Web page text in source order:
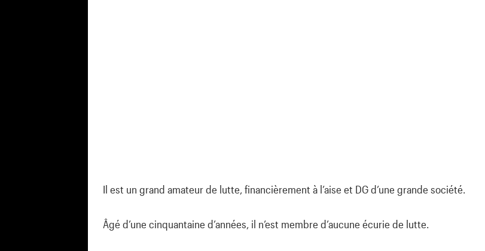
Il est un grand amateur de lutte, financièrement à l’aise et DG d’une grande société.
Âgé d’une cinquantaine d’années, il n’est membre d’aucune écurie de lutte.